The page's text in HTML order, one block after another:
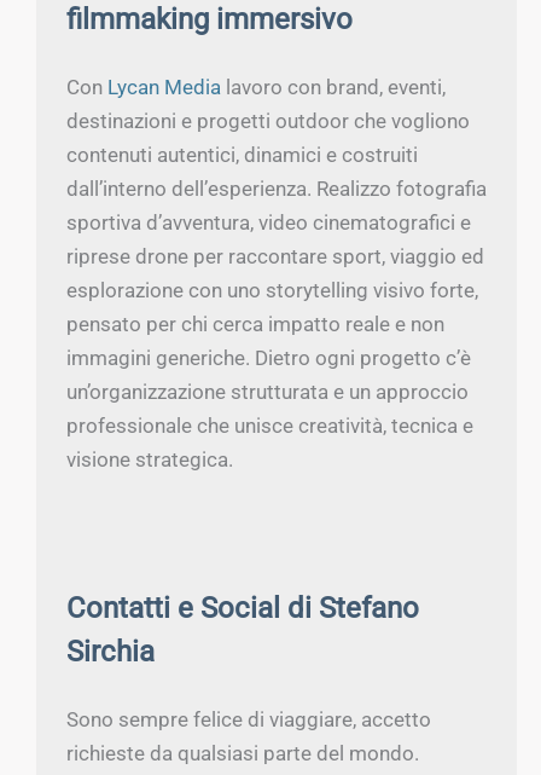
filmmaking immersivo
Con Lycan Media lavoro con brand, eventi,
destinazioni e progetti outdoor che vogliono
contenuti autentici, dinamici e costruiti
dall’interno dell’esperienza. Realizzo fotografia
sportiva d’avventura, video cinematografici e
riprese drone per raccontare sport, viaggio ed
esplorazione con uno storytelling visivo forte,
pensato per chi cerca impatto reale e non
immagini generiche. Dietro ogni progetto c’è
un’organizzazione strutturata e un approccio
professionale che unisce creatività, tecnica e
visione strategica.
Contatti e Social di Stefano
Sirchia
Sono sempre felice di viaggiare, accetto
richieste da qualsiasi parte del mondo.